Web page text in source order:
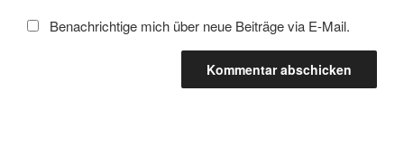
Benachrichtige mich über neue Beiträge via E-Mail.